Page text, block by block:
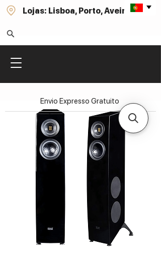
Lojas: Lisboa, Porto, Aveiro
Envio Expresso Gratuito